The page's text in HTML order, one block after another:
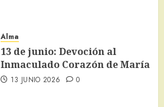
Alma
13 de junio: Devoción al
Inmaculado Corazón de María
13 JUNIO 2026 0